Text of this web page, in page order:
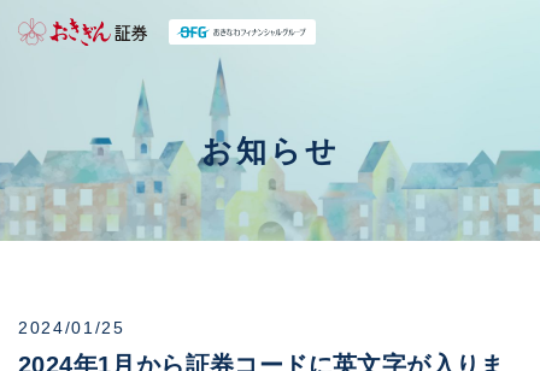
お知らせ
2024/01/25
2024年1月から証券コードに英文字が入りま